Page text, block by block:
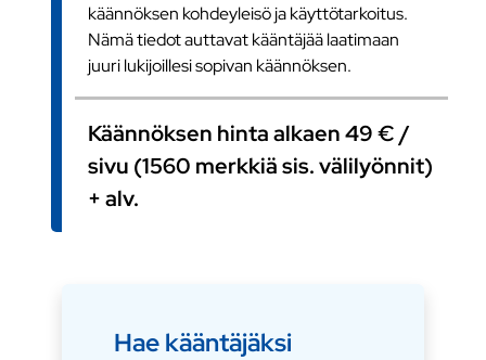
käännöksen kohdeyleisö ja käyttötarkoitus.
Nämä tiedot auttavat kääntäjää laatimaan
juuri lukijoillesi sopivan käännöksen.
Käännöksen hinta alkaen 49 € /
sivu (1560 merkkiä sis. välilyönnit)
+ alv.
Hae kääntäjäksi